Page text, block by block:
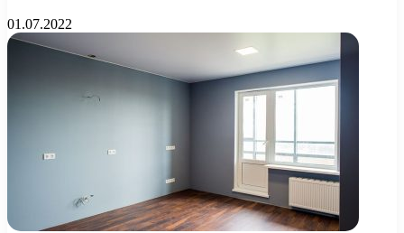
01.07.2022